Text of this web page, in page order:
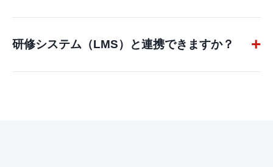
す。まずは無料デモにてご要件をお聞かせください。規
研修システム（LMS）と連携できますか？